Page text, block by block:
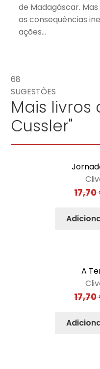
de Madagáscar.
as consequências
ações…
68
SUGESTÕES
Mais livros
Cussler"
17,70
A
17,70